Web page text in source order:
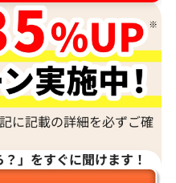
に記載の詳細を必ずご確
？」をすぐに聞けます！